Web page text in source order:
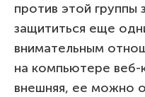
против этой
защититься еще
внимательным
на компьютере веб-
внешняя, ее можно